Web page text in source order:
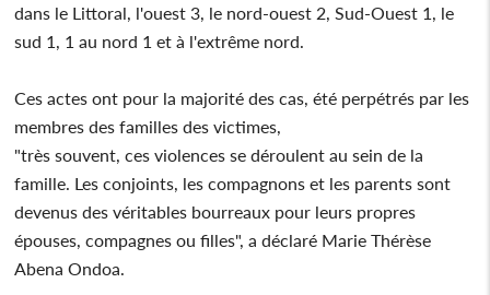
dans le Littoral, l'ouest 3, le nord-ouest 2, Sud-Ouest 1, le
sud 1, 1 au nord 1 et à l'extrême nord.
Ces actes ont pour la majorité des cas, été perpétrés par les
membres des familles des victimes,
"très souvent, ces violences se déroulent au sein de la
famille. Les conjoints, les compagnons et les parents sont
devenus des véritables bourreaux pour leurs propres
épouses, compagnes ou filles", a déclaré Marie Thérèse
Abena Ondoa.